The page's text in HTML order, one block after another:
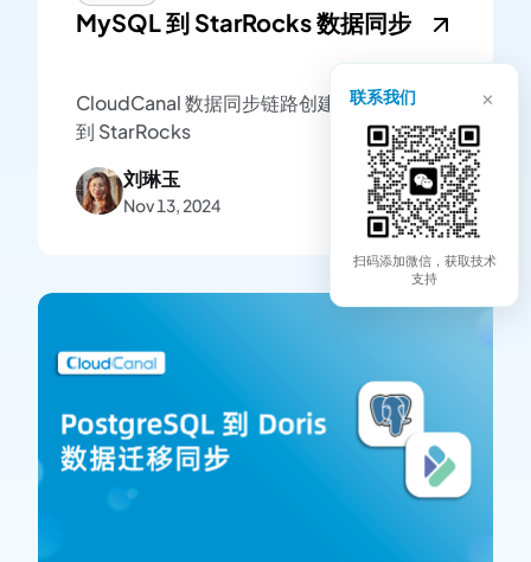
MySQL 到 StarRocks 数据同步
CloudCanal 数据同步链路创建示例-MySQL
到 StarRocks
刘琳玉
Nov 13, 2024
联系我们 ×
扫码添加微信，获取技术
支持